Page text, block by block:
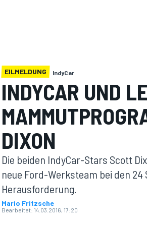
MOTOGP
EILMELDUNG IndyCar
INDYCAR UND
DIXON
Die beiden IndyCar-Stars Scott
neue Ford-Werksteam bei den
Herausforderung.
Mario Fritzsche
Bearbeitet: 14.03.2016, 17:20